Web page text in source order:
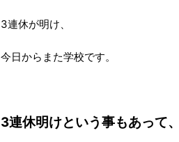
3連休が明け、
今日からまた学校です。
3連休明けという事もあって